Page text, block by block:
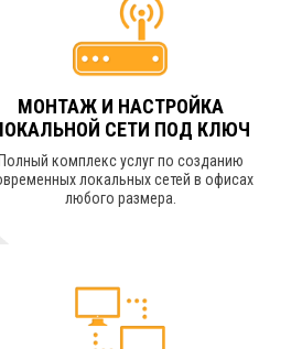
МОНТАЖ И НАСТРОЙКА
СЕТИ ПОД КЛЮЧ
Полный комплекс услуг по созданию
локальных сетей в офисах
любого размера.
УЗНАТЬ СТОИМОСТЬ